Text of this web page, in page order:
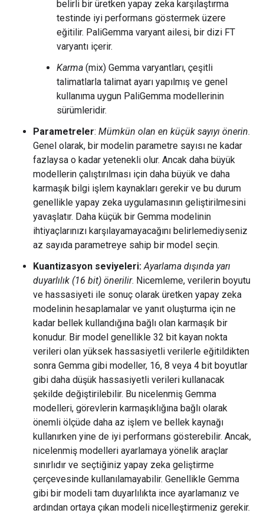
belirli bir üretken yapay zeka karşılaştırma
testinde iyi performans göstermek üzere
eğitilir. PaliGemma varyant ailesi, bir dizi FT
varyantı içerir.
Karma (mix) Gemma varyantları, çeşitli
talimatlarla talimat ayarı yapılmış ve genel
kullanıma uygun PaliGemma modellerinin
sürümleridir.
Parametreler: Mümkün olan en küçük sayıyı önerin.
Genel olarak, bir modelin parametre sayısı ne kadar
fazlaysa o kadar yetenekli olur. Ancak daha büyük
modellerin çalıştırılması için daha büyük ve daha
karmaşık bilgi işlem kaynakları gerekir ve bu durum
genellikle yapay zeka uygulamasının geliştirilmesini
yavaşlatır. Daha küçük bir Gemma modelinin
ihtiyaçlarınızı karşılayamayacağını belirlemediyseniz
az sayıda parametreye sahip bir model seçin.
Kuantizasyon seviyeleri: Ayarlama dışında yarı
duyarlılık (16 bit) önerilir. Nicemleme, verilerin boyutu
ve hassasiyeti ile sonuç olarak üretken yapay zeka
modelinin hesaplamalar ve yanıt oluşturma için ne
kadar bellek kullandığına bağlı olan karmaşık bir
konudur. Bir model genellikle 32 bit kayan nokta
verileri olan yüksek hassasiyetli verilerle eğitildikten
sonra Gemma gibi modeller, 16, 8 veya 4 bit boyutlar
gibi daha düşük hassasiyetli verileri kullanacak
şekilde değiştirilebilir. Bu nicelenmiş Gemma
modelleri, görevlerin karmaşıklığına bağlı olarak
önemli ölçüde daha az işlem ve bellek kaynağı
kullanırken yine de iyi performans gösterebilir. Ancak,
nicelenmiş modelleri ayarlamaya yönelik araçlar
sınırlıdır ve seçtiğiniz yapay zeka geliştirme
çerçevesinde kullanılamayabilir. Genellikle Gemma
gibi bir modeli tam duyarlılıkta ince ayarlamanız ve
ardından ortaya çıkan modeli nicelleştirmeniz gerekir.